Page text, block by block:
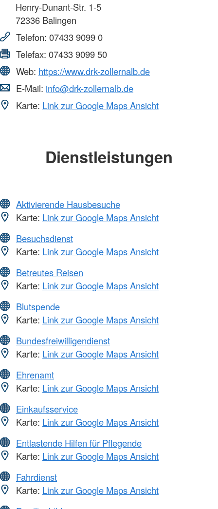
Henry-Dunant-Str. 1-5
72336 Balingen
Telefon: 07433 9099 0
Telefax: 07433 9099 50
Web: https://www.drk-zollernalb.de
E-Mail: info@drk-zollernalb.de
Karte: Link zur Google Maps Ansicht
Dienstleistungen
Aktivierende Hausbesuche
Karte: Link zur Google Maps Ansicht
Besuchsdienst
Karte: Link zur Google Maps Ansicht
Betreutes Reisen
Karte: Link zur Google Maps Ansicht
Blutspende
Karte: Link zur Google Maps Ansicht
Bundesfreiwilligendienst
Karte: Link zur Google Maps Ansicht
Ehrenamt
Karte: Link zur Google Maps Ansicht
Einkaufsservice
Karte: Link zur Google Maps Ansicht
Entlastende Hilfen für Pflegende
Karte: Link zur Google Maps Ansicht
Fahrdienst
Karte: Link zur Google Maps Ansicht